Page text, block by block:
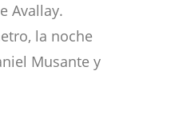
Avallay.
la noche
Musante y